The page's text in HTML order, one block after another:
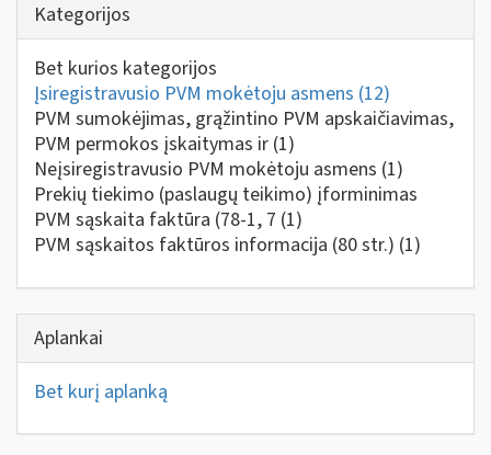
Kategorijos
Bet kurios kategorijos
Įsiregistravusio PVM mokėtoju asmens (12)
PVM sumokėjimas, grąžintino PVM apskaičiavimas,
PVM permokos įskaitymas ir (1)
Neįsiregistravusio PVM mokėtoju asmens (1)
Prekių tiekimo (paslaugų teikimo) įforminimas
PVM sąskaita faktūra (78-1, 7 (1)
PVM sąskaitos faktūros informacija (80 str.) (1)
Aplankai
Bet kurį aplanką